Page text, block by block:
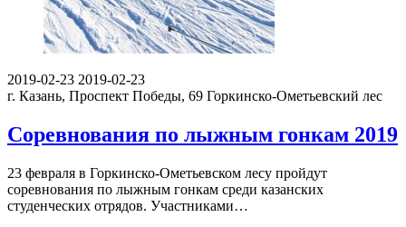
2019-02-23 2019-02-23
г. Казань, Проспект Победы, 69 Горкинско-Ометьевский лес
Соревнования по лыжным гонкам 2019
23 февраля в Горкинско-Ометьевском лесу пройдут
соревнования по лыжным гонкам среди казанских
студенческих отрядов. Участниками…